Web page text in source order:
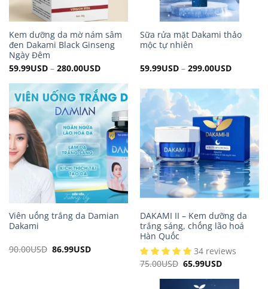
Kem dưỡng da mờ nám sâm
đen Dakami Black Ginseng
Ngày Đêm
59.99USD– 280.00USD
Sữa rửa mặt Dakami thảo
mộc tự nhiên
59.99USD– 299.00USD
Viên uống trắng da Damian
Dakami
90.00USD Original
86.99USDCurrent
DAKAMI II – Kem dưỡng da
trắng sáng, chống lão hoá
Hàn Quốc
34 reviews
75.00USD Original
was:
65.99USDCurrent
is: